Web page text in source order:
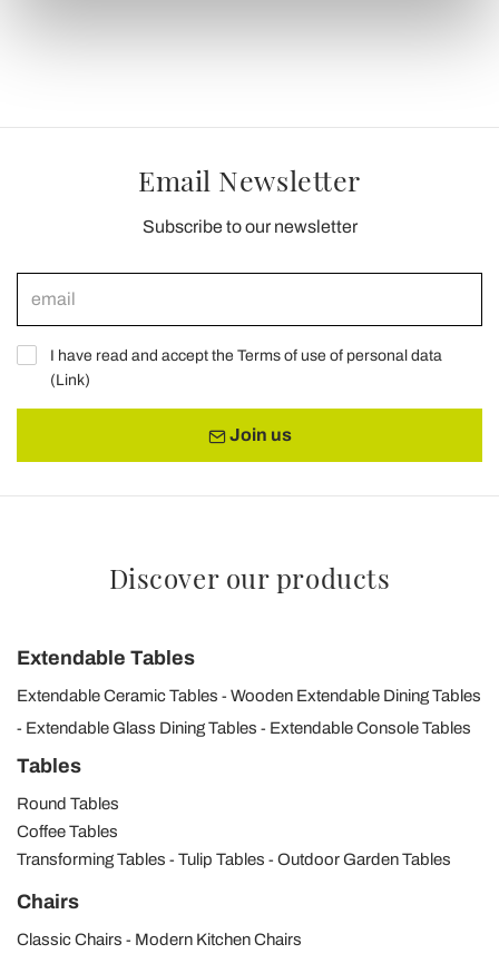
Utilizziamo i cookie per personalizzare contenuti ed
analizzare il nostro traffico. Condividiamo inoltre
pubblicità e social media, i quali potrebbero combinarle
raccolto dal suo utilizzo dei loro servizi.
Email Newsletter
Subscribe to our newsletter
I have read and accept the Terms of use of personal data
(Link)
Join us
Discover our products
Extendable Tables
Extendable Ceramic Tables
Wooden Extendable Dining Tables
Extendable Glass Dining Tables
Extendable Console Tables
Tables
Round Tables
Coffee Tables
Transforming Tables
Tulip Tables Outdoor Garden Tables
Chairs
Classic Chairs
Modern Kitchen Chairs